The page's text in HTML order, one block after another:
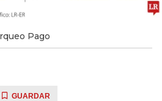
Pago
GUARDAR